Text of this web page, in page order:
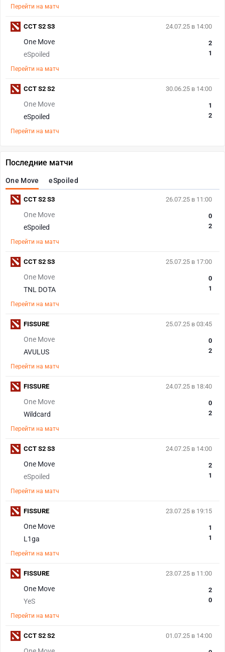
Перейти на матч
24.07.25 в 14:00
One Move
eSpoiled
2
1
Перейти на матч
CCT S2 S3
30.06.25 в 14:00
One Move
eSpoiled
1
2
Перейти на матч
CCT S2 S2
Последние матчи
One Move eSpoiled
26.07.25 в 11:00
One Move
eSpoiled
0
2
Перейти на матч
CCT S2 S3
25.07.25 в 17:00
One Move
TNL DOTA
0
1
Перейти на матч
CCT S2 S3
25.07.25 в 03:45
One Move
AVULUS
0
2
Перейти на матч
FISSURE
24.07.25 в 18:40
One Move
Wildcard
0
2
Перейти на матч
FISSURE
24.07.25 в 14:00
One Move
eSpoiled
2
1
Перейти на матч
CCT S2 S3
23.07.25 в 19:15
One Move
L1ga
1
1
Перейти на матч
FISSURE
23.07.25 в 11:00
One Move
YeS
2
0
Перейти на матч
FISSURE
01.07.25 в 14:00
CCT S2 S2